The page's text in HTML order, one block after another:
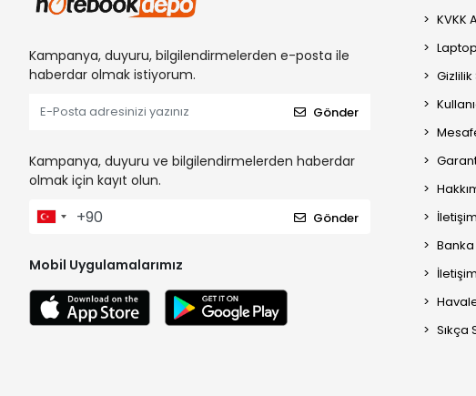
Kampanya, duyuru, bilgilendirmelerden e-posta ile
haberdar olmak istiyorum.
Gönder
Kampanya, duyuru ve bilgilendirmelerden haberdar
olmak için kayıt olun.
Gönder
Mobil Uygulamalarımız
KVKK
Sıkça